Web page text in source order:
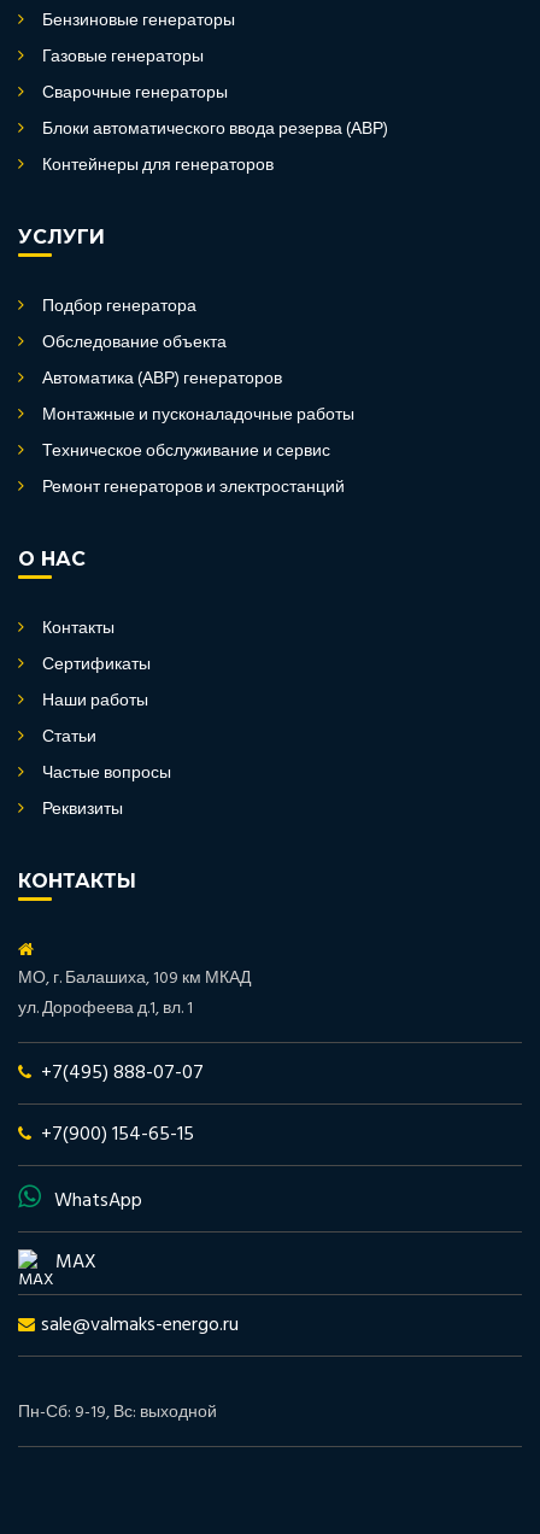
Бензиновые генераторы
Газовые генераторы
Сварочные генераторы
Блоки автоматического ввода резерва (АВР)
Контейнеры для генераторов
УСЛУГИ
Подбор генератора
Обследование объекта
Автоматика (АВР) генераторов
Монтажные и пусконаладочные работы
Техническое обслуживание и сервис
Ремонт генераторов и электростанций
О НАС
Контакты
Сертификаты
Наши работы
Статьи
Частые вопросы
Реквизиты
КОНТАКТЫ
МО, г. Балашиха, 109 км МКАД
ул. Дорофеева д.1, вл. 1
+7(495) 888-07-07
+7(900) 154-65-15
WhatsApp
MAX
sale@valmaks-energo.ru
Пн-Сб: 9-19, Вс: выходной